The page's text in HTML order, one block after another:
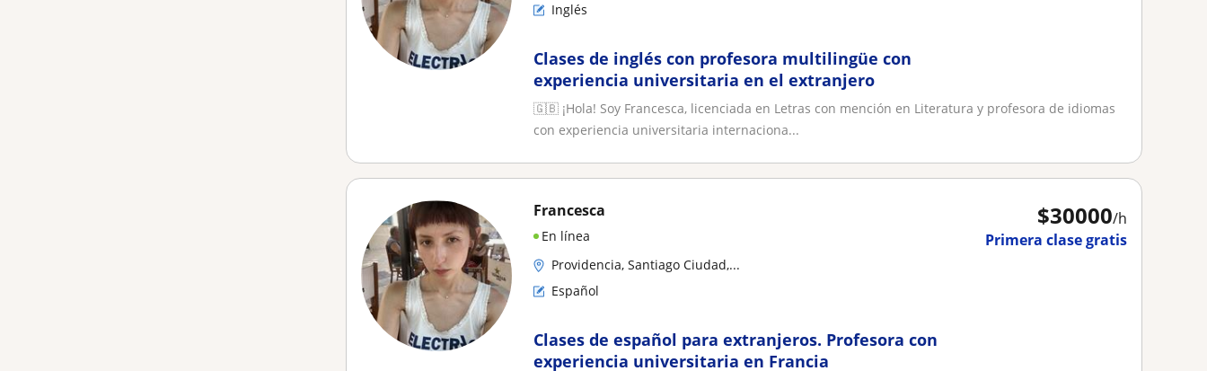
Inglés
Clases de inglés con profesora multilingüe con
experiencia universitaria en el extranjero
🇬🇧 ¡Hola! Soy Francesca, licenciada en Letras con mención en Literatura y profesora de idiomas
con experiencia universitaria internaciona...
$30000/h
Primera clase gratis
Francesca
En línea
Providencia, Santiago Ciudad,...
Español
Clases de español para extranjeros. Profesora con
experiencia universitaria en Francia